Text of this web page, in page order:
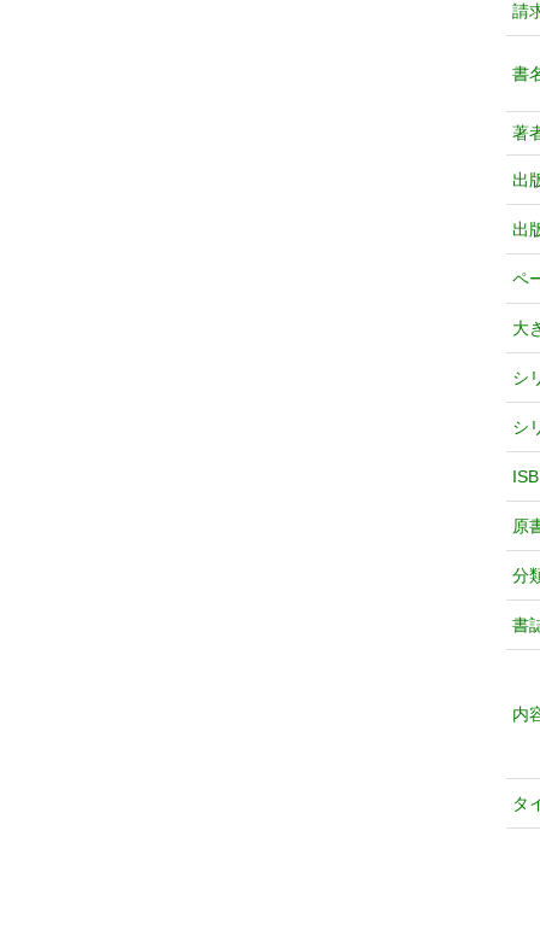
請
書
著
出
出
ペ
大
シ
シ
原
分
書
内
タ